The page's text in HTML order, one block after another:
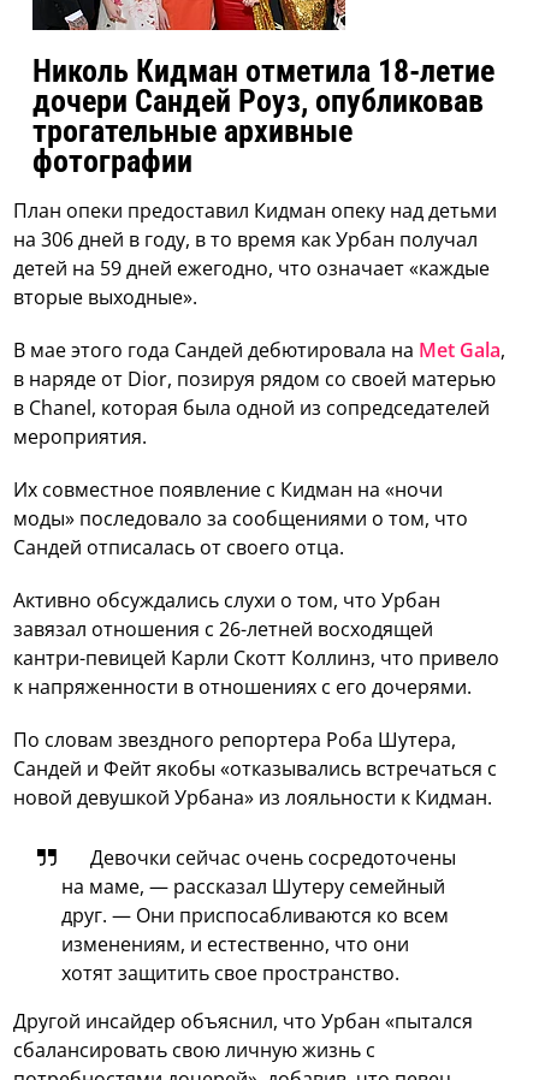
Николь Кидман отметила 18-летие
дочери Сандей Роуз, опубликовав
трогательные архивные
фотографии
План опеки предоставил Кидман опеку над детьми
на 306 дней в году, в то время как Урбан получал
детей на 59 дней ежегодно, что означает «каждые
вторые выходные».
В мае этого года Сандей дебютировала на Met Gala,
в наряде от Dior, позируя рядом со своей матерью
в Chanel, которая была одной из сопредседателей
мероприятия.
Их совместное появление с Кидман на «ночи
моды» последовало за сообщениями о том, что
Сандей отписалась от своего отца.
Активно обсуждались слухи о том, что Урбан
завязал отношения с 26-летней восходящей
кантри-певицей Карли Скотт Коллинз, что привело
к напряженности в отношениях с его дочерями.
По словам звездного репортера Роба Шутера,
Сандей и Фейт якобы «отказывались встречаться с
новой девушкой Урбана» из лояльности к Кидман.
Девочки сейчас очень сосредоточены
на маме, — рассказал Шутеру семейный
друг. — Они приспосабливаются ко всем
изменениям, и естественно, что они
хотят защитить свое пространство.
Другой инсайдер объяснил, что Урбан «пытался
сбалансировать свою личную жизнь с